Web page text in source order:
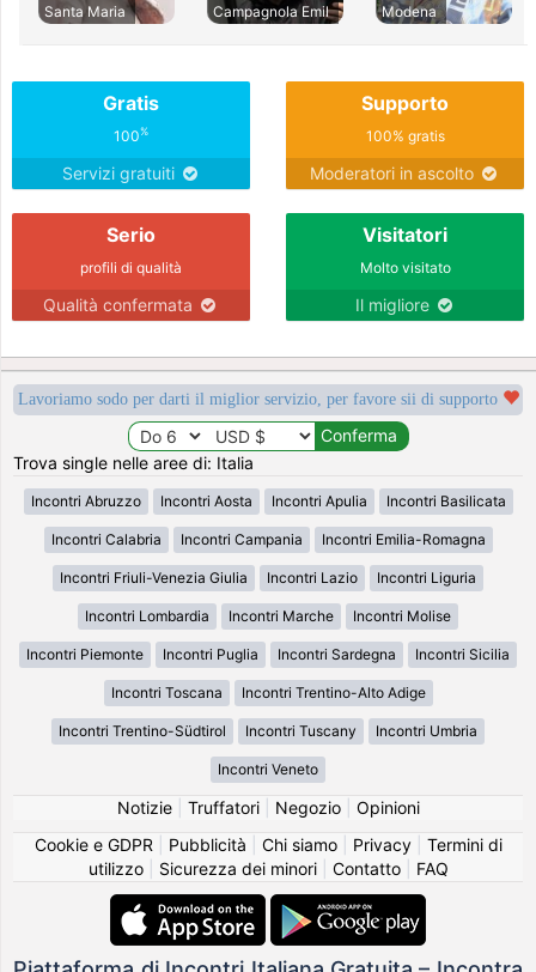
Santa Maria
Campagnola Emil
Modena
Gratis
100%
Servizi gratuiti
Supporto
100% gratis
Moderatori in ascolto
Serio
profili di qualità
Qualità confermata
Visitatori
Molto visitato
Il migliore
Lavoriamo sodo per darti il miglior servizio, per favore sii di supporto
Trova single nelle aree di: Italia
Incontri Abruzzo Incontri Aosta Incontri Apulia Incontri Basilicata
Incontri Calabria Incontri Campania Incontri Emilia-Romagna
Incontri Friuli-Venezia Giulia Incontri Lazio Incontri Liguria
Incontri Lombardia Incontri Marche Incontri Molise
Incontri Piemonte Incontri Puglia Incontri Sardegna Incontri Sicilia
Incontri Toscana Incontri Trentino-Alto Adige
Incontri Trentino-Südtirol Incontri Tuscany Incontri Umbria
Incontri Veneto
Notizie| Truffatori| Negozio| Opinioni
Cookie e GDPR
Pubblicità Chi siamo| Privacy| Termini di
utilizzo| Sicurezza dei minori| Contatto| FAQ